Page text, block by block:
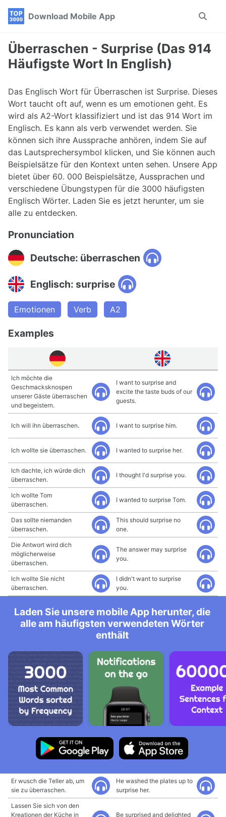
Skip
navigation
Skip
Skip
Download Mobile App
Toggle
Überraschen - Surprise (Das 914
Häufigste Wort In English)
Das Englisch Wort für Überraschen ist Surprise. Dieses
Wort taucht oft auf, wenn es um emotionen geht. Es
wird als A2-Wort klassifiziert und ist das 914 Wort im
Englisch. Es kann als verb verwendet werden. Sie
können sich ihre Aussprache anhören, indem Sie auf
das Lautsprechersymbol klicken, und Sie können auch
Beispielsätze für den Kontext unten sehen. Unsere App
bietet über 60. 000 Beispielsätze, Aussprachen und
verschiedene Übungstypen für die 3000 häufigsten
Englisch Wörter. Laden Sie es jetzt herunter, um sie
alle zu entdecken.
Pronunciation
Deutsche: überraschen
Englisch: surprise
Emotionen Verb A2
Examples
Ich möchte die
Geschmacksknospen
unserer Gäste überraschen
und begeistern.
I want to surprise and
excite the taste buds of our
guests.
Ich will ihn überraschen. I want to surprise him.
Ich wollte sie überraschen. I wanted to surprise her.
Ich dachte, ich würde dich
überraschen.
I thought I'd surprise you.
Ich wollte Tom
überraschen.
I wanted to surprise Tom.
Das sollte niemanden
überraschen.
This should surprise no
one.
Die Antwort wird dich
möglicherweise
überraschen.
The answer may surprise
you.
Ich wollte Sie nicht
überraschen.
I didn't want to surprise
you.
Laden Sie unsere mobile App herunter, die
alle am häufigsten verwendeten Wörter
enthält
Er wusch die Teller ab, um
sie zu überraschen.
He washed the plates up to
surprise her.
Lassen Sie sich von den
Kreationen der Küche in
Be surprised and delighted